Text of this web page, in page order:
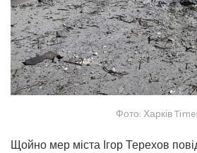
Фото: Харків
Щойно мер міста Ігор Терехов